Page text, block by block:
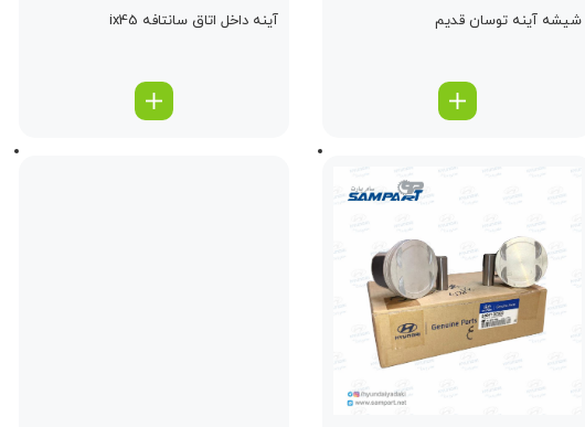
شیشه آینه توسان قدیم آینه داخل اتاق سانتافه ix45